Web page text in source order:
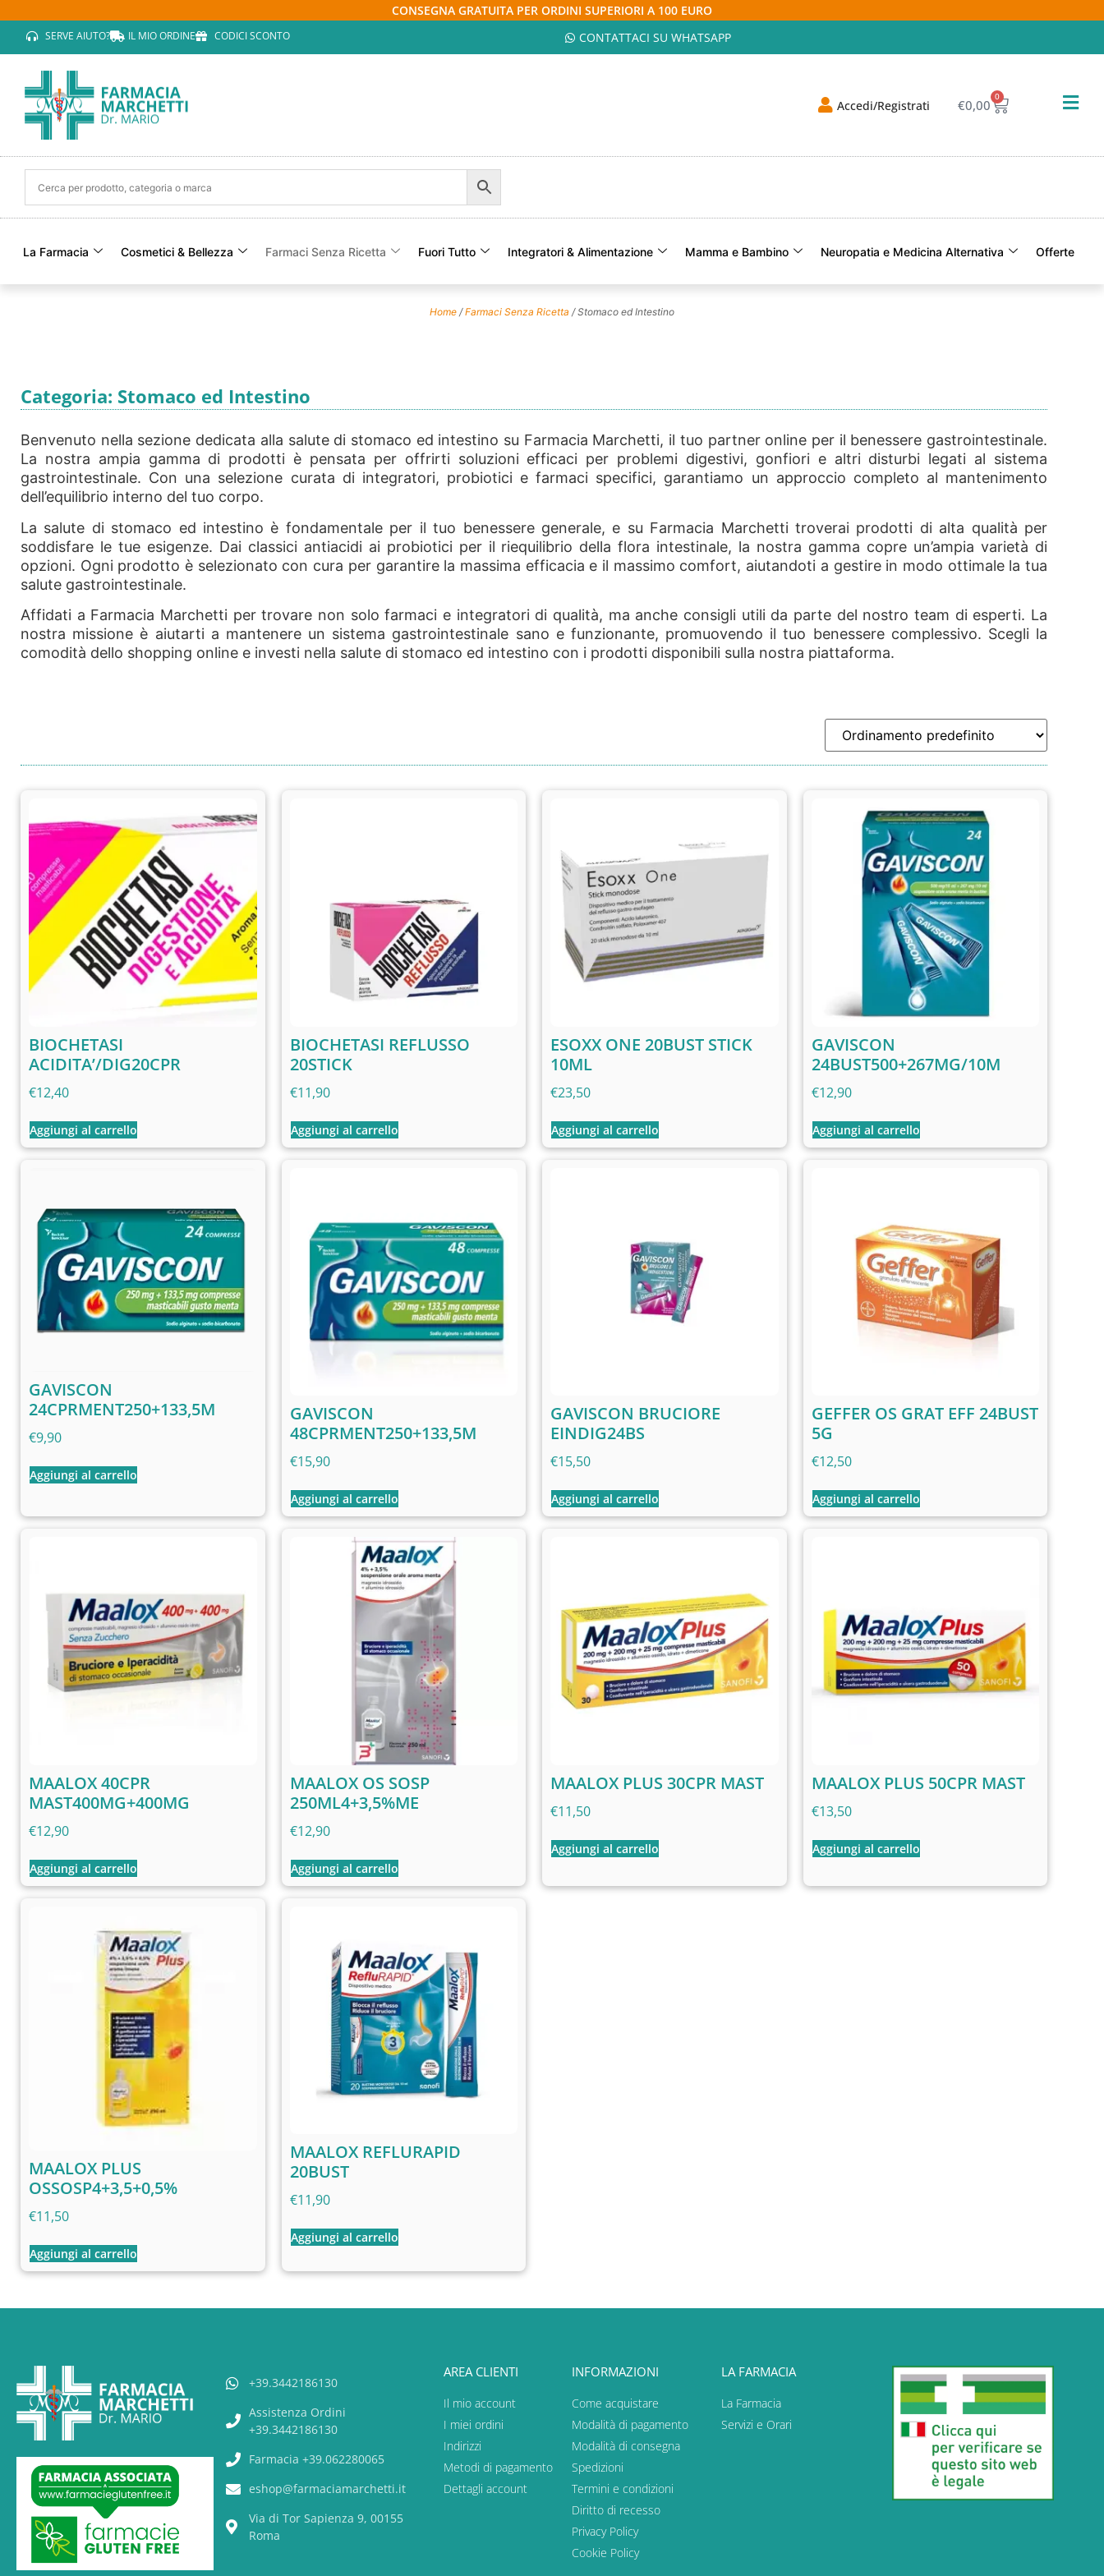
CONSEGNA GRATUITA PER ORDINI SUPERIORI A 100 EURO
SERVE AIUTO? IL MIO ORDINE CODICI SCONTO CONTATTACI SU WHATSAPP
Accedi/Registrati €0,00
0
La Farmacia Cosmetici & Bellezza Farmaci Senza Ricetta Fuori Tutto Integratori & Alimentazione Mamma e Bambino Neuropatia e Medicina Alternativa Offerte
Home /Farmaci Senza Ricetta / Stomaco ed Intestino
Categoria: Stomaco ed Intestino
Benvenuto nella sezione dedicata alla salute di stomaco ed intestino su Farmacia Marchetti, il tuo partner online per il benessere gastrointestinale.
La nostra ampia gamma di prodotti è pensata per offrirti soluzioni efficaci per problemi digestivi, gonfiori e altri disturbi legati al sistema
gastrointestinale. Con una selezione curata di integratori, probiotici e farmaci specifici, garantiamo un approccio completo al mantenimento
dell’equilibrio interno del tuo corpo.
La salute di stomaco ed intestino è fondamentale per il tuo benessere generale, e su Farmacia Marchetti troverai prodotti di alta qualità per
soddisfare le tue esigenze. Dai classici antiacidi ai probiotici per il riequilibrio della flora intestinale, la nostra gamma copre un’ampia varietà di
opzioni. Ogni prodotto è selezionato con cura per garantire la massima efficacia e il massimo comfort, aiutandoti a gestire in modo ottimale la tua
salute gastrointestinale.
Affidati a Farmacia Marchetti per trovare non solo farmaci e integratori di qualità, ma anche consigli utili da parte del nostro team di esperti. La
nostra missione è aiutarti a mantenere un sistema gastrointestinale sano e funzionante, promuovendo il tuo benessere complessivo. Scegli la
comodità dello shopping online e investi nella salute di stomaco ed intestino con i prodotti disponibili sulla nostra piattaforma.
BIOCHETASI
ACIDITA’/DIG20CPR
€12,40
Aggiungi al carrello
BIOCHETASI REFLUSSO
20STICK
€11,90
Aggiungi al carrello
ESOXX ONE 20BUST STICK
10ML
€23,50
Aggiungi al carrello
GAVISCON
24BUST500+267MG/10M
€12,90
Aggiungi al carrello
GAVISCON
24CPRMENT250+133,5M
€9,90
Aggiungi al carrello
GAVISCON
48CPRMENT250+133,5M
€15,90
Aggiungi al carrello
GAVISCON BRUCIORE
EINDIG24BS
€15,50
Aggiungi al carrello
GEFFER OS GRAT EFF 24BUST
5G
€12,50
Aggiungi al carrello
MAALOX 40CPR
MAST400MG+400MG
€12,90
Aggiungi al carrello
MAALOX OS SOSP
250ML4+3,5%ME
€12,90
Aggiungi al carrello
MAALOX PLUS 30CPR MAST
€11,50
Aggiungi al carrello
MAALOX PLUS 50CPR MAST
€13,50
Aggiungi al carrello
MAALOX PLUS
OSSOSP4+3,5+0,5%
€11,50
Aggiungi al carrello
MAALOX REFLURAPID
20BUST
€11,90
Aggiungi al carrello
+39.3442186130
Assistenza Ordini
+39.3442186130
Farmacia +39.062280065
eshop@farmaciamarchetti.it
Via di Tor Sapienza 9, 00155
Roma
AREA CLIENTI
Il mio account
I miei ordini
Indirizzi
Metodi di pagamento
Dettagli account
INFORMAZIONI
Come acquistare
Modalità di pagamento
Modalità di consegna
Spedizioni
Termini e condizioni
Diritto di recesso
Privacy Policy
Cookie Policy
LA FARMACIA
La Farmacia
Servizi e Orari